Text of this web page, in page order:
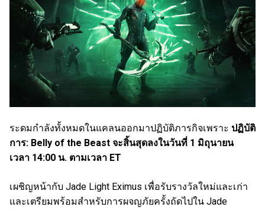
ระดมกำลังทั้งหมดในแคลนออกมาปฏิบัติภารกิจเพราะ ปฏิบัติ
การ: Belly of the Beast จะสิ้นสุดลงในวันที่ 1 มิถุนายน
เวลา 14:00 น. ตามเวลา ET
เผชิญหน้ากับ Jade Light Eximus เพื่อรับรางวัลใหม่และเก่า
และเตรียมพร้อมสำหรับการผจญภัยครั้งถัดไปใน Jade